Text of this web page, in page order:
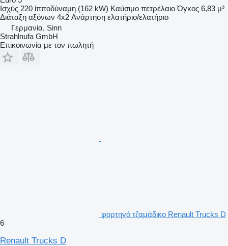
Ισχύς 220 ίπποδύναμη (162 kW) Καύσιμο πετρέλαιο Όγκος 6,83 μ³
Διάταξη αξόνων 4x2 Ανάρτηση ελατήριο/ελατήριο
Γερμανία, Sinn
Strahlnufa GmbH
Επικοινωνία με τον πωλητή
φορτηγό τζαμάδικο Renault Trucks D
6
Renault Trucks D